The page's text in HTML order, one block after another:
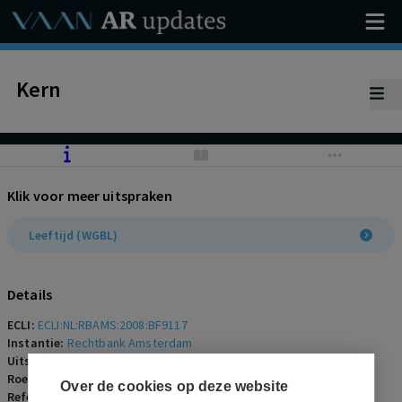
Over de cookies op deze website
Kern
Klik voor meer uitspraken
Leeftijd (WGBL)
Details
ECLI: ECLI:NL:RBAMS:2008:BF9117
Instantie: Rechtbank Amsterdam
Uitspraakdatum:
Roepnaam:
ECLI:NL:RBAMS:2008:BF9117
Referentienummer:AR-2008-0664